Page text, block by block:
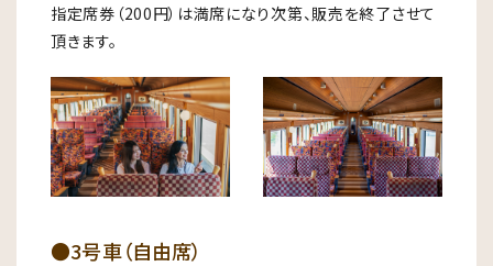
指定席券（200円）は満席になり次第、販売を終了させて
頂きます。
●3号車（自由席）